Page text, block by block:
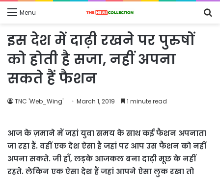
Menu
इस देश में दाढ़ी रखने पर पुरुषों
को होती है सजा, नहीं अपना
सकते हैं फैशन
TNC 'Web_Wing' March 1, 2019 1 minute read
आज के ज़माने में जहां युवा समय के साथ कई फैशन अपनाता
जा रहा हैं. वहीं एक देश ऐसा है जहां पर आप उस फैशन को नहीं
अपना सकते. जी हाँ, लड़के आजकल बना दाढ़ी मूछ के नहीं
रहते. लेकिन एक ऐसा देश हैं जहां आपने ऐसा लुक रखा तो